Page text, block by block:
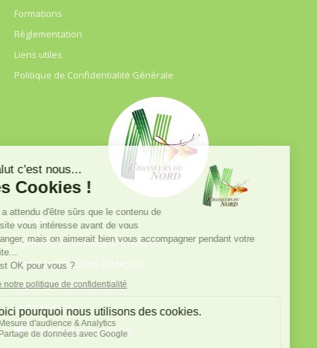
Formations
Règlementation
Liens utiles
Politique de Confidentialité Générale
FDC 59
680 B RUE DE LA GRISE CHEMISE
DREVE NOTRE DAME D’AMOUR
59230 ST AMAND LES EAUX
03.20.41.45.63
webfdc59@chasse59.net